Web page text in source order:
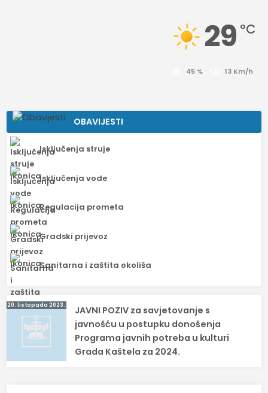
29 °C
45 % 13 Km/h
OBAVIJESTI
Isključenja struje
Isključenja vode
Regulacija prometa
Gradski prijevoz
Sanitarna i zaštita okoliša
Navigacija
objava
20. listopada 2023.
JAVNI POZIV za savjetovanje s
javnošću u postupku donošenja
Programa javnih potreba u kulturi
Grada Kaštela za 2024.